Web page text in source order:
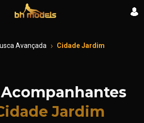
Avançada Cidade Jardim
Jardim